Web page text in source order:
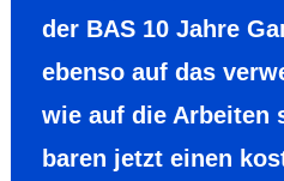
der BAS 10 Jahre
ebenso auf das
wie auf die Arbeiten
baren jetzt einen